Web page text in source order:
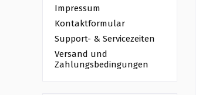
Impressum
Kontaktformular
Support- & Servicezeiten
Versand und
Zahlungsbedingungen